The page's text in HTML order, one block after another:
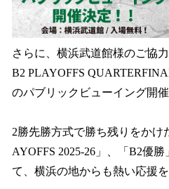
さらに、横浜武道館様のご協
B2 PLAYOFFS
のパブリックビューイング開催
2勝先勝方式で勝ち残りをかけ
AYOFFS 2025-26」、「B2優
て、横浜の地からも熱い応援